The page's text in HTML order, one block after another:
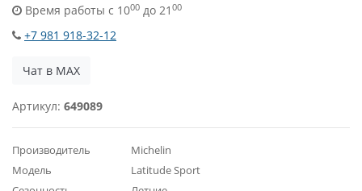
Время работы с 1000 до 21 00
+7 981 918-32-12
Чат в MAX
Артикул: 649089
Производитель
Michelin
Модель
Latitude Sport